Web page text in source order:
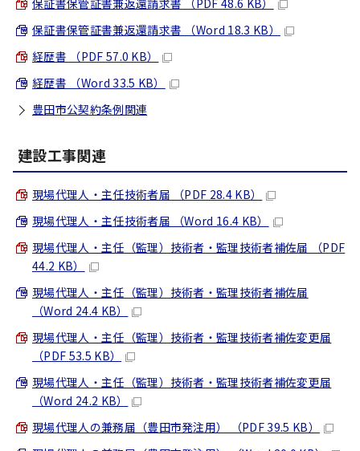
保証書保管証書兼返還請求書 （PDF 48.6 KB）
保証書保管証書兼返還請求書 （Word 18.3 KB）
経歴書 （PDF 57.0 KB）
経歴書 （Word 33.5 KB）
豊田市公契約条例関連
建設工事関連
現場代理人・主任技術者届 （PDF 28.4 KB）
現場代理人・主任技術者届 （Word 16.4 KB）
現場代理人・主任（監理）技術者・監理技術者補佐届 （PDF
44.2 KB）
現場代理人・主任（監理）技術者・監理技術者補佐届
（Word 24.4 KB）
現場代理人・主任（監理）技術者・監理技術者補佐変更届
（PDF 53.5 KB）
現場代理人・主任（監理）技術者・監理技術者補佐変更届
（Word 24.2 KB）
現場代理人の兼務届（豊田市発注用） （PDF 39.5 KB）